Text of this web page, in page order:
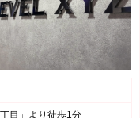
目」より徒歩1分